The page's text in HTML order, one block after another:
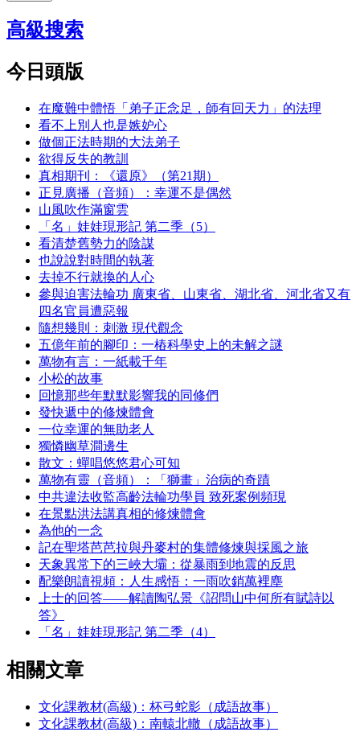
高級搜索
今日頭版
在魔難中體悟「弟子正念足，師有回天力」的法理
看不上別人也是嫉妒心
做個正法時期的大法弟子
欲得反失的教訓
真相期刊：《還原》（第21期）
正見廣播（音頻）：幸運不是偶然
山風吹作滿窗雲
「名」娃娃現形記 第二季（5）
看清楚舊勢力的陰謀
也說說對時間的執著
去掉不行就換的人心
參與迫害法輪功 廣東省、山東省、湖北省、河北省又有
四名官員遭惡報
隨想幾則：刺激 現代觀念
五億年前的腳印：一樁科學史上的未解之謎
萬物有言：一紙載千年
小松的故事
回憶那些年默默影響我的同修們
發快遞中的修煉體會
一位幸運的無助老人
獨憐幽草澗邊生
散文：蟬唱悠悠君心可知
萬物有靈（音頻）：「獅畫」治病的奇蹟
中共違法收監高齡法輪功學員 致死案例頻現
在景點洪法講真相的修煉體會
為他的一念
記在聖塔芭芭拉與丹麥村的集體修煉與採風之旅
天象異常下的三峽大壩：從暴雨到地震的反思
配樂朗讀視頻：人生感悟：一雨吹銷萬裡塵
上士的回答——解讀陶弘景《詔問山中何所有賦詩以
答》
「名」娃娃現形記 第二季（4）
相關文章
文化課教材(高級)：杯弓蛇影（成語故事）
文化課教材(高級)：南轅北轍（成語故事）